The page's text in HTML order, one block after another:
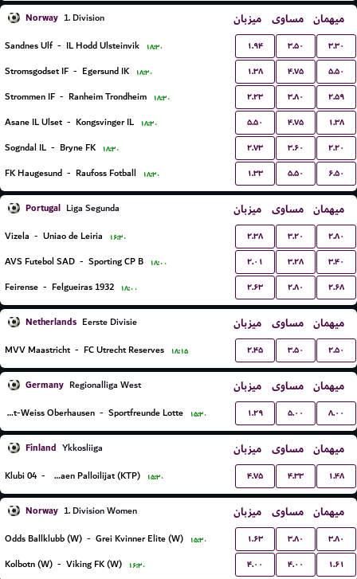
Norway 1. Division میزبان مساوی میهمان
Sandnes Ulf - IL Hodd Ulsteinvik ۱۸:۳۰ ۱.۹۴ ۳.۵۰ ۳.۳۰
Stromsgodset IF - Egersund IK ۱۸:۳۰ ۱.۳۸ ۴.۷۵ ۵.۵۰
Strommen IF - Ranheim Trondheim ۱۸:۳۰ ۲.۲۳ ۳.۸۰ ۲.۵۹
Asane IL Ulset - Kongsvinger IL ۱۸:۳۰ ۵.۵۰ ۴.۷۵ ۱.۳۸
Sogndal IL - Bryne FK ۱۸:۳۰ ۲.۷۳ ۳.۶۰ ۲.۲۰
FK Haugesund - Raufoss Fotball ۱۸:۳۰ ۱.۳۳ ۵.۵۰ ۶.۵۰
Portugal Liga Segunda میزبان مساوی میهمان
Vizela - Uniao de Leiria ۱۶:۳۰ ۲.۳۸ ۳.۲۰ ۲.۸۰
AVS Futebol SAD - Sporting CP B ۱۸:۰۰ ۲.۰۱ ۳.۲۸ ۳.۴۰
Feirense - Felgueiras 1932 ۱۸:۰۰ ۲.۶۳ ۲.۸۰ ۲.۶۸
Netherlands Eerste Divisie میزبان مساوی میهمان
MVV Maastricht - FC Utrecht Reserves ۱۸:۱۵ ۲.۴۵ ۳.۵۰ ۲.۵۰
Germany Regionalliga West میزبان مساوی میهمان
SC Rot-Weiss Oberhausen - Sportfreunde Lotte ۱۵:۳۰ ۱.۲۹ ۵.۰۰ ۸.۰۰
Finland Ykkosliiga میزبان مساوی میهمان
Klubi 04 - Kotkan Tyovaen Palloilijat (KTP) ۱۵:۳۰ ۴.۷۵ ۴.۳۳ ۱.۴۸
Norway 1. Division Women میزبان مساوی میهمان
Odds Ballklubb (W) - Grei Kvinner Elite (W) ۱۵:۳۰ ۱.۶۳ ۳.۸۰ ۳.۸۰
Kolbotn (W) - Viking FK (W) ۱۶:۳۰ ۴.۰۰ ۴.۰۰ ۱.۶۱